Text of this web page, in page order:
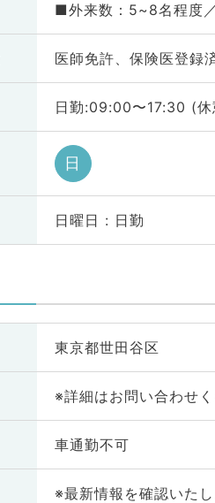
■外来数：5~8名程
医師免許、保険医登録
日勤:09:00〜17:30 (
日
日曜日 : 日勤
東京都世田谷区
※詳細はお問い合わせ
車通勤不可
※最新情報を確認いた